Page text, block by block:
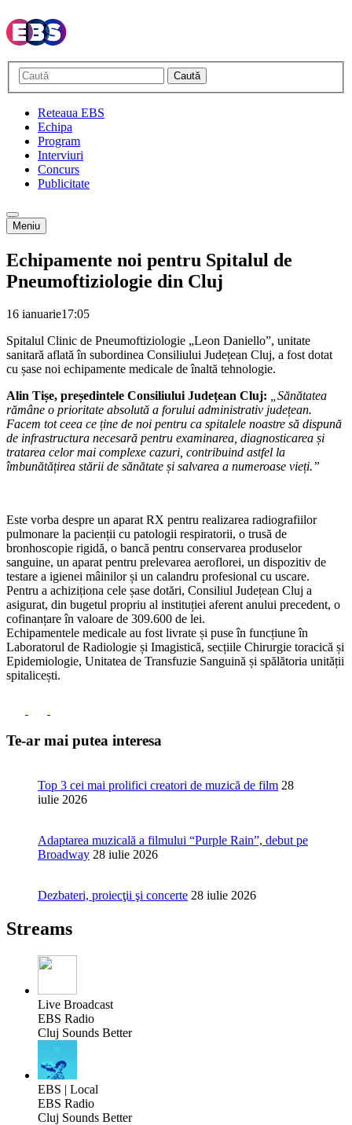
Caută
Reteaua EBS
Echipa
Program
Interviuri
Concurs
Publicitate
Meniu
Echipamente noi pentru Spitalul de
Pneumoftiziologie din Cluj
16 ianuarie17:05
Spitalul Clinic de Pneumoftiziologie „Leon Daniello”, unitate
sanitară aflată în subordinea Consiliului Județean Cluj, a fost dotat
cu șase noi echipamente medicale de înaltă tehnologie.
Alin Tișe, președintele Consiliului Județean Cluj: „Sănătatea
rămâne o prioritate absolută a forului administrativ județean.
Facem tot ceea ce ține de noi pentru ca spitalele noastre să dispună
de infrastructura necesară pentru examinarea, diagnosticarea și
tratarea celor mai complexe cazuri, contribuind astfel la
îmbunătățirea stării de sănătate și salvarea a numeroase vieți.”
Este vorba despre un aparat RX pentru realizarea radiografiilor
pulmonare la pacienții cu patologii respiratorii, o trusă de
bronhoscopie rigidă, o bancă pentru conservarea produselor
sanguine, un aparat pentru prelevarea aeroflorei, un dispozitiv de
testare a igienei mâinilor și un calandru profesional cu uscare.
Pentru a achiziționa cele șase dotări, Consiliul Județean Cluj a
asigurat, din bugetul propriu al instituției aferent anului precedent, o
cofinanțare în valoare de 309.600 de lei.
Echipamentele medicale au fost livrate și puse în funcțiune în
Laboratorul de Radiologie și Imagistică, secțiile Chirurgie toracică și
Epidemiologie, Unitatea de Transfuzie Sanguină și spălătoria unității
spitalicești.
Te-ar mai putea interesa
Top 3 cei mai prolifici creatori de muzică de film 28
iulie 2026
Adaptarea muzicală a filmului “Purple Rain”, debut pe
Broadway 28 iulie 2026
Dezbateri, proiecţii şi concerte 28 iulie 2026
Streams
Live Broadcast
EBS Radio
Cluj Sounds Better
EBS | Local
EBS Radio
Cluj Sounds Better